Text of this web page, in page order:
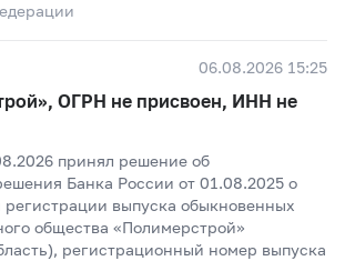
06.08.2026 15:25
ОГРН не присвоен, ИНН не
принял решение об
Банка России от 01.08.2025 о
регистрации выпуска обыкновенных
общества «Полимерстрой»
регистрационный номер выпуска